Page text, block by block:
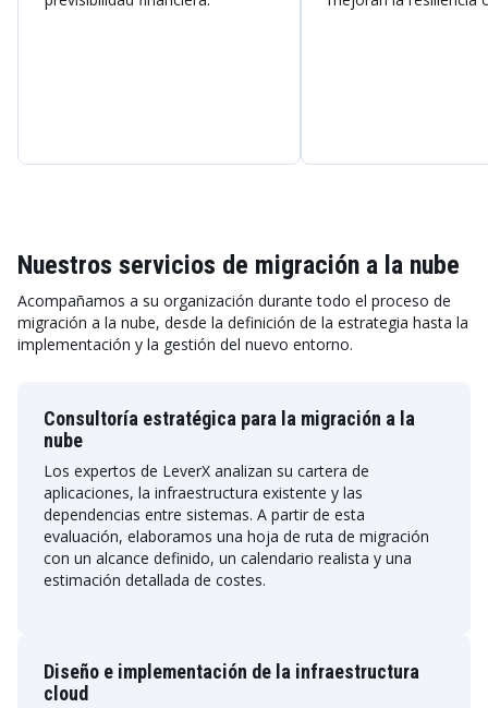
Nuestros servicios de migración a la nube
Acompañamos a su organización durante todo el proceso de
migración a la nube, desde la definición de la estrategia hasta la
implementación y la gestión del nuevo entorno.
Consultoría estratégica para la migración a la
nube
Los expertos de LeverX analizan su cartera de
aplicaciones, la infraestructura existente y las
dependencias entre sistemas. A partir de esta
evaluación, elaboramos una hoja de ruta de migración
con un alcance definido, un calendario realista y una
estimación detallada de costes.
Diseño e implementación de la infraestructura
cloud